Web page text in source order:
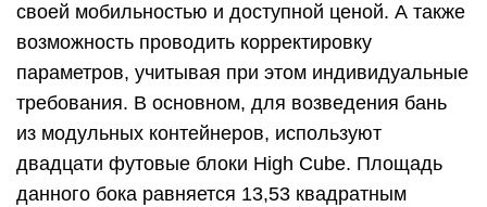
своей мобильностью и доступной ценой. А также
возможность проводить корректировку
параметров, учитывая при этом индивидуальные
требования. В основном, для возведения бань
из модульных контейнеров, используют
двадцати футовые блоки High Cube. Площадь
данного бока равняется 13,53 квадратным